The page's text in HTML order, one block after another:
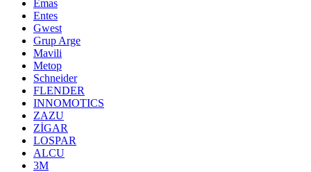
Emas
Entes
Gwest
Grup Arge
Mavili
Metop
Schneider
FLENDER
INNOMOTICS
ZAZU
ZİGAR
LOSPAR
ALCU
3M